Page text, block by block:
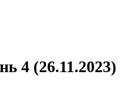
4 (26.11.2023)